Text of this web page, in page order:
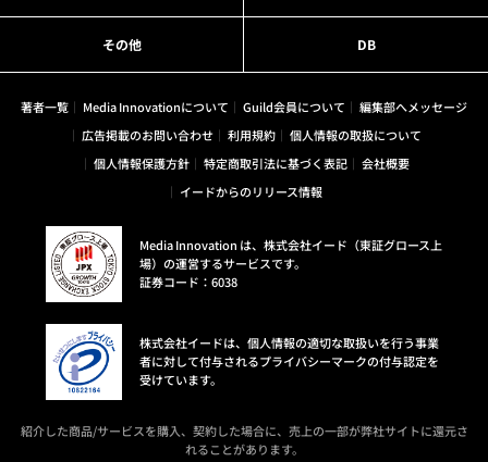
その他 DB
著者一覧 Media Innovationについて Guild会員について
編集部へメッセージ
広告掲載のお問い合わせ
利用規約
個人情報の取扱について
個人情報保護方針
特定商取引法に基づく表記
会社概要
イードからのリリース情報
Media Innovation は、株式会社イード（東証グロース上
場）の運営するサービスです。
証券コード：6038
株式会社イードは、個人情報の適切な取扱いを行う事業
者に対して付与されるプライバシーマークの付与認定を
受けています。
紹介した商品/サービスを購入、契約した場合に、売上の一部が弊社サイトに還元さ
れることがあります。